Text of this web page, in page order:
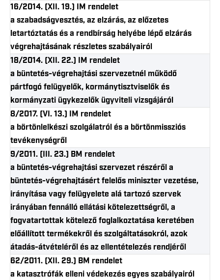
16/2014. (XII. 19.) IM rendelet
a szabadságvesztés, az elzárás, az előzetes
letartóztatás és a rendbírság helyébe lépő elzárás
végrehajtásának részletes szabályairól
18/2014. (XII. 22.) IM rendelet
a büntetés-végrehajtási szervezetnél működő
pártfogó felügyelők, kormánytisztviselők és
kormányzati ügykezelők ügyviteli vizsgájáról
8/2017. (VI. 13.) IM rendelet
a börtönlelkészi szolgálatról és a börtönmissziós
tevékenységről
9/2011. (III. 23.) BM rendelet
a büntetés-végrehajtási szervezet részéről a
büntetés-végrehajtásért felelős miniszter vezetése,
irányítása vagy felügyelete alá tartozó szervek
irányában fennálló ellátási kötelezettségről, a
fogvatartottak kötelező foglalkoztatása keretében
előállított termékekről és szolgáltatásokról, azok
átadás-átvételéről és az ellentételezés rendjéről
62/2011. (XII. 29.) BM rendelet
a katasztrófák elleni védekezés egyes szabályairól